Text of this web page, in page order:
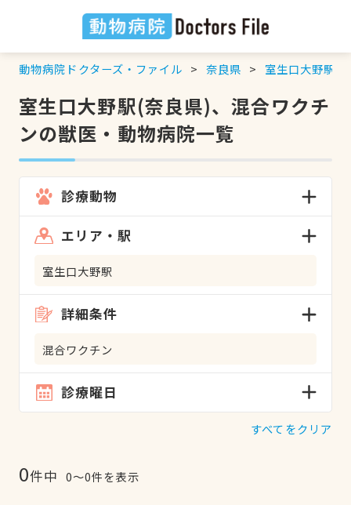
動物病院ドクターズ・ファイル 奈良県 室生口大野駅
室生口大野駅(奈良県)、混合ワクチ
ンの獣医・動物病院一覧
診療動物
エリア・駅
室生口大野駅
詳細条件
混合ワクチン
診療曜日
すべてをクリア
0件中 0〜0件を表示